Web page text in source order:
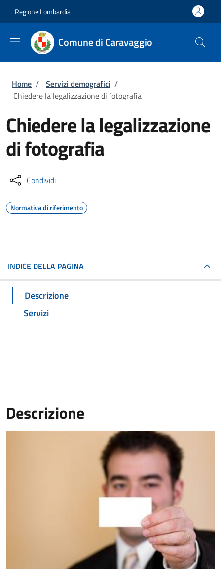
Regione Lombardia
Comune di Caravaggio
Briciole di pane
Home / Servizi demografici /
Chiedere la legalizzazione di fotografia
Chiedere la legalizzazione
di fotografia
Condividi
Normativa di riferimento
INDICE DELLA PAGINA
Descrizione
Servizi
Descrizione